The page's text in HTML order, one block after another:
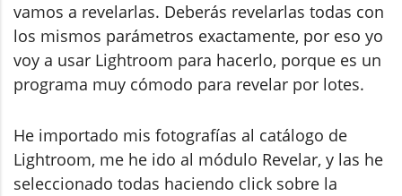
vamos a revelarlas. Deberás revelarlas todas con
los mismos parámetros exactamente, por eso yo
voy a usar Lightroom para hacerlo, porque es un
programa muy cómodo para revelar por lotes.
He importado mis fotografías al catálogo de
Lightroom, me he ido al módulo Revelar, y las he
seleccionado todas haciendo click sobre la